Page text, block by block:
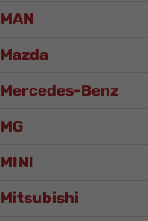
MAN
Mazda
Mercedes-Benz
MG
MINI
Mitsubishi